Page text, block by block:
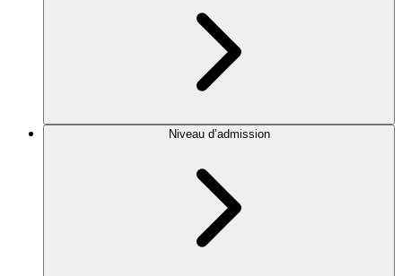
Niveau d’admission